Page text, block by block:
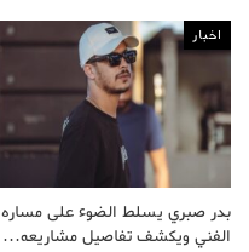
اخبار
بدر صبري يسلط الضوء على مساره
الفني ويكشف تفاصيل مشاريعه…